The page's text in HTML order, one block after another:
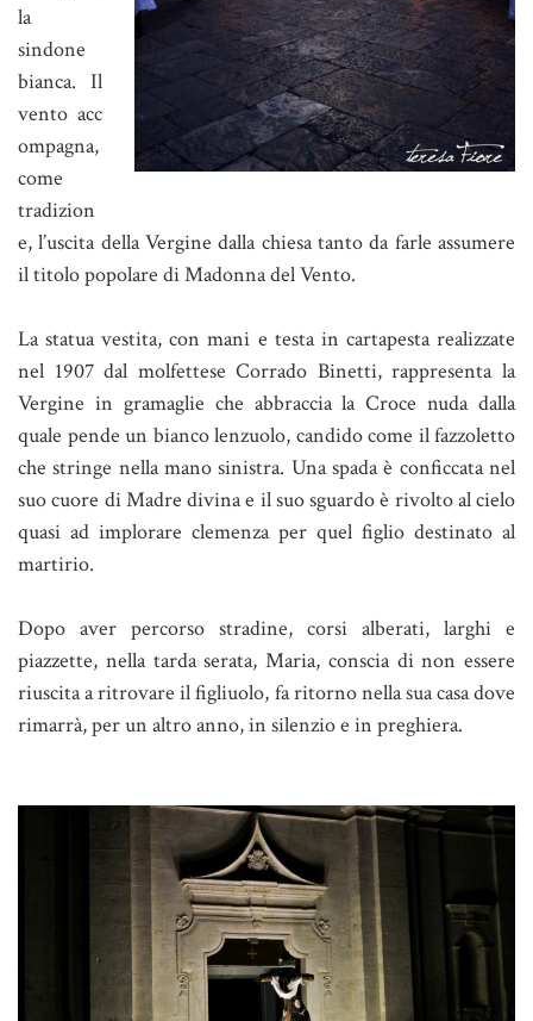
la
sindone
bianca. Il
vento acc
ompagna,
come
tradizion
e, l’uscita della Vergine dalla chiesa tanto da farle assumere
il titolo popolare di Madonna del Vento.
La statua vestita, con mani e testa in cartapesta realizzate
nel 1907 dal molfettese Corrado Binetti, rappresenta la
Vergine in gramaglie che abbraccia la Croce nuda dalla
quale pende un bianco lenzuolo, candido come il fazzoletto
che stringe nella mano sinistra. Una spada è conficcata nel
suo cuore di Madre divina e il suo sguardo è rivolto al cielo
quasi ad implorare clemenza per quel figlio destinato al
martirio.
Dopo aver percorso stradine, corsi alberati, larghi e
piazzette, nella tarda serata, Maria, conscia di non essere
riuscita a ritrovare il figliuolo, fa ritorno nella sua casa dove
rimarrà, per un altro anno, in silenzio e in preghiera.